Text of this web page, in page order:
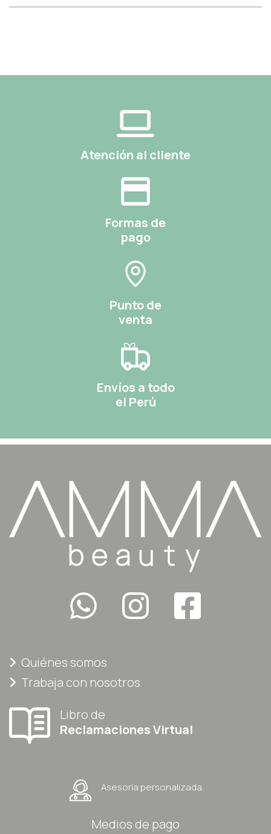
Atención al cliente
Formas de
pago
Punto de
venta
Envíos a todo
el Perú
Quiénes somos
Trabaja con nosotros
Libro de
Reclamaciones Virtual
Asesoría personalizada
Medios de pago